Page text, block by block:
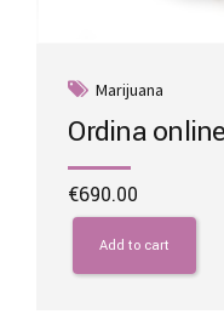
Marijuana
Ordina
€690.00
Add to cart